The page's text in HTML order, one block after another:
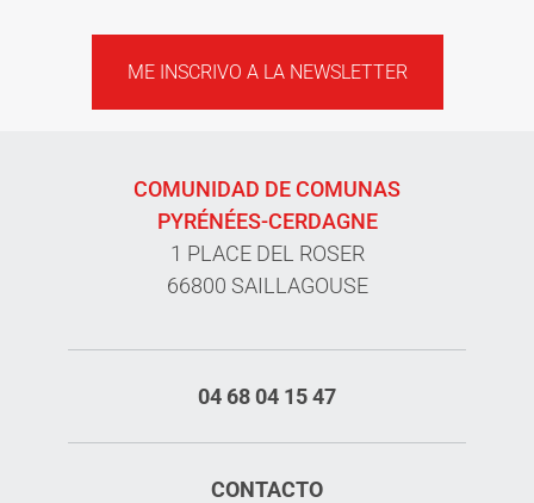
ME INSCRIVO A LA NEWSLETTER
COMUNIDAD DE COMUNAS
PYRÉNÉES-CERDAGNE
1 PLACE DEL ROSER
66800 SAILLAGOUSE
04 68 04 15 47
CONTACTO